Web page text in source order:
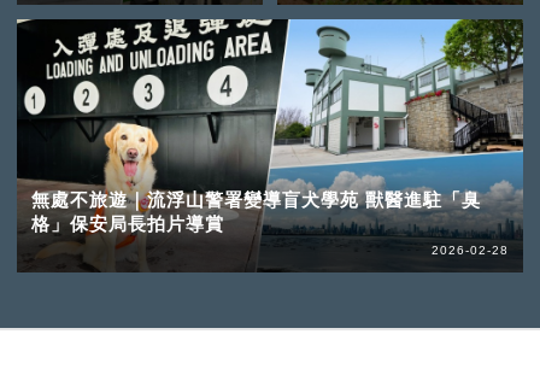
無處不旅遊｜流浮山警署變導盲犬學苑 獸醫進駐「臭
格」保安局長拍片導賞
2026-02-28